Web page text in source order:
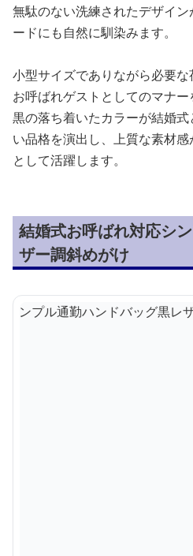
無駄のない洗練されたデザイ
ードにも自然に馴染みます。
小型サイズでありながら必要な
お呼ばれゲストとしてのマナー
黒の落ち着いたカラーが結婚
い品格を演出し、上質な素材
として活躍します。
結婚式お呼ばれ対応シ
ザー調斜めがけ